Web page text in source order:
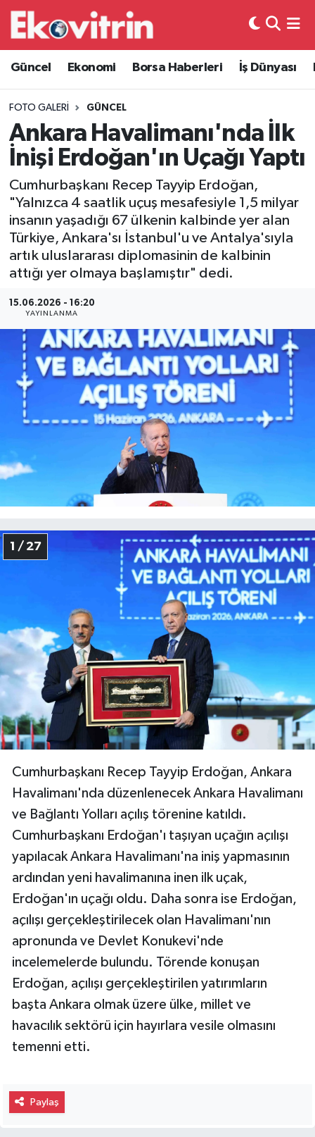
Güncel Ekonomi Borsa Haberleri İş Dünyası
FOTO GALERI GÜNCEL
Ankara Havalimanı'nda İlk
İnişi Erdoğan'ın Uçağı Yaptı
Cumhurbaşkanı Recep Tayyip Erdoğan,
"Yalnızca 4 saatlik uçuş mesafesiyle 1,5 milyar
insanın yaşadığı 67 ülkenin kalbinde yer alan
Türkiye, Ankara'sı İstanbul'u ve Antalya'sıyla
artık uluslararası diplomasinin de kalbinin
attığı yer olmaya başlamıştır" dedi.
15.06.2026 - 16:20
YAYINLANMA
1 / 27
Cumhurbaşkanı Recep Tayyip Erdoğan, Ankara
Havalimanı'nda düzenlenecek Ankara Havalimanı
ve Bağlantı Yolları açılış törenine katıldı.
Cumhurbaşkanı Erdoğan'ı taşıyan uçağın açılışı
yapılacak Ankara Havalimanı'na iniş yapmasının
ardından yeni havalimanına inen ilk uçak,
Erdoğan'ın uçağı oldu. Daha sonra ise Erdoğan,
açılışı gerçekleştirilecek olan Havalimanı'nın
apronunda ve Devlet Konukevi'nde
incelemelerde bulundu. Törende konuşan
Erdoğan, açılışı gerçekleştirilen yatırımların
başta Ankara olmak üzere ülke, millet ve
havacılık sektörü için hayırlara vesile olmasını
temenni etti.
Paylaş
Güncel
Ekonomi
Borsa Haberleri
İş Dünyası
Lojistik
Otovitrin
Asayiş
Magazin
Gayrimenkul
Spor
Hava Durumu
Trafik Durumu
Süper Lig Puan Durumu ve Fikstür
Tüm Manşetler
Son Dakika Haberleri
Haber Arşivi